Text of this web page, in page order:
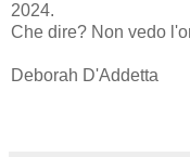
2024.
Che dire? Non vedo
Deborah D'Addetta